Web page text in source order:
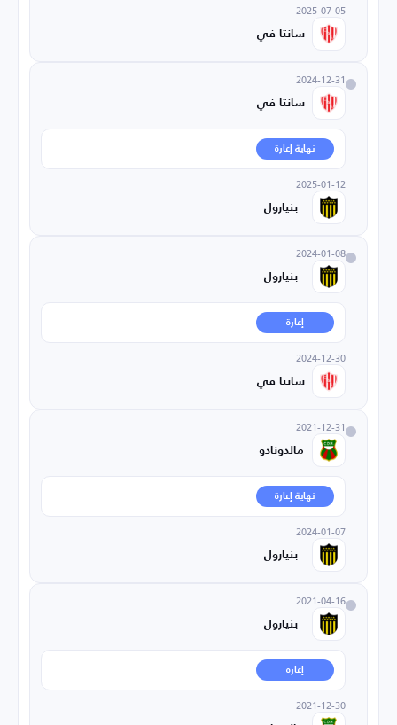
2025-07-05
سانتا في
2024-12-31
سانتا في
نهاية إعارة
2025-01-12
بنيارول
2024-01-08
بنيارول
إعارة
2024-12-30
سانتا في
2021-12-31
مالدونادو
نهاية إعارة
2024-01-07
بنيارول
2021-04-16
بنيارول
إعارة
2021-12-30